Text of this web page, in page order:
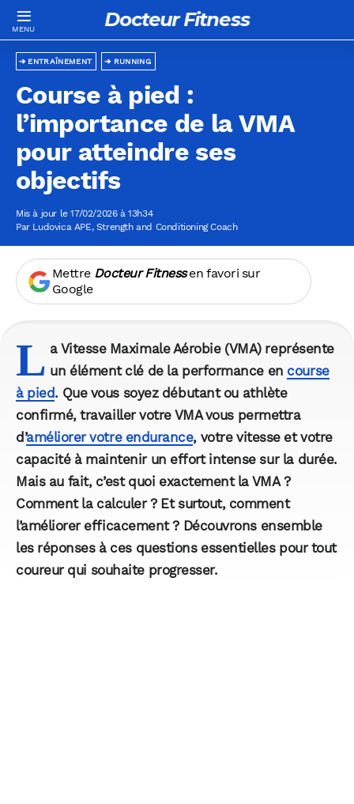
Docteur Fitness
RUNNING
ENTRAÎNEMENT
Course à pied :
l’importance de la VMA
pour atteindre ses
objectifs
Mis à jour le 17/02/2026 à 13h34
Par Ludovica APE, Strength and Conditioning Coach
Mettre Docteur Fitnessen favori sur
Google
L a Vitesse Maximale Aérobie (VMA) représente
un élément clé de la performance en course
à pied. Que vous soyez débutant ou athlète
confirmé, travailler votre VMA vous permettra
d’améliorer votre endurance, votre vitesse et votre
capacité à maintenir un effort intense sur la durée.
Mais au fait, c’est quoi exactement la VMA ?
Comment la calculer ? Et surtout, comment
l’améliorer efficacement ? Découvrons ensemble
les réponses à ces questions essentielles pour tout
coureur qui souhaite progresser.